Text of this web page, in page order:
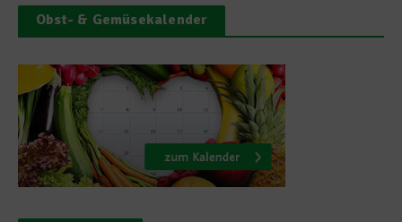
Obst- & Gemüsekalender